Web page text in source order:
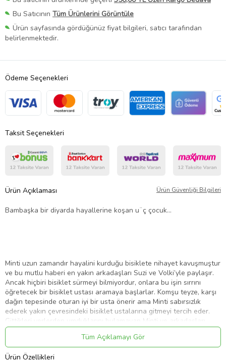
Bu Satıcının Tüm Ürünlerini Görüntüle
Ürün sayfasında gördüğünüz fiyat bilgileri, satıcı tarafından
belirlenmektedir.
Ödeme Seçenekleri
Taksit Seçenekleri
Ürün Açıklaması Ürün Güvenliği Bilgileri
Bambaşka bir diyarda hayallerine koşan u¨ç çocuk...
Minti uzun zamandır hayalini kurduğu bisiklete nihayet kavuşmuştur
ve bu mutlu haberi en yakın arkadaşları Suzi ve Volki’yle paylaşır.
Ancak hiçbiri bisiklet sürmeyi bilmiyordur, onlara bu işin sırrını
öğretecek bir bisiklet ustası aramaya başlarlar. Komşu teyze, karşı
dağın tepesinde oturan iyi bir usta önerir ama Minti sabırsızlık
ederek yakın çevresindeki bisiklet ustalarına gitmeyi tercih eder.
Gittikleri yerlerden umduklarını bulamayan Minti ve arkadaşları
sonunda uzun bir yolculuğu göze alıp karşı dağa gitmeye karar
verir. Bisiklet sürmenin inceliklerini öğrenmek için uzun ve engebeli
bir yoldan geçmeleri gerekecektir.
Tüm Açıklamayı Gör
Ürün Özellikleri